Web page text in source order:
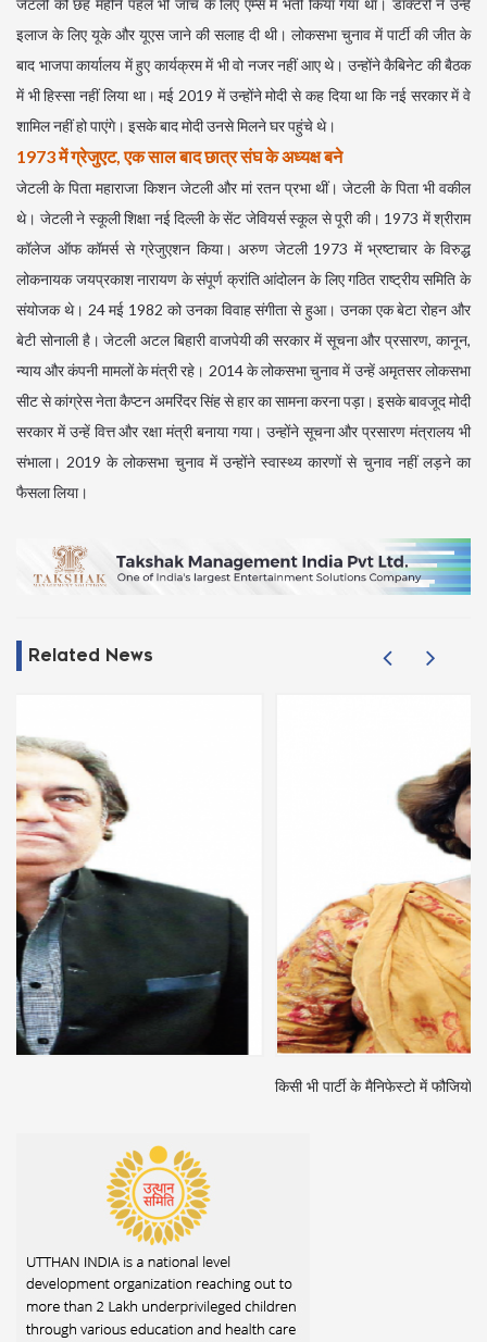
जेटली को छह महीने पहले भी जांच के लिए एम्स में भर्ती किया गया था। डॉक्टरों ने उन्हें
इलाज के लिए यूके और यूएस जाने की सलाह दी थी। लोकसभा चुनाव में पार्टी की जीत के
बाद भाजपा कार्यालय में हुए कार्यक्रम में भी वो नजर नहीं आए थे। उन्होंने कैबिनेट की बैठक
में भी हिस्सा नहीं लिया था। मई 2019 में उन्होंने मोदी से कह दिया था कि नई सरकार में वे
शामिल नहीं हो पाएंगे। इसके बाद मोदी उनसे मिलने घर पहुंचे थे।
1973 में ग्रेजुएट, एक साल बाद छात्र संघ के अध्यक्ष बने
जेटली के पिता महाराजा किशन जेटली और मां रतन प्रभा थीं। जेटली के पिता भी वकील
थे। जेटली ने स्कूली शिक्षा नई दिल्ली के सेंट जेवियर्स स्कूल से पूरी की। 1973 में श्रीराम
कॉलेज ऑफ कॉमर्स से ग्रेजुएशन किया। अरुण जेटली 1973 में भ्रष्टाचार के विरुद्ध
लोकनायक जयप्रकाश नारायण के संपूर्ण क्रांति आंदोलन के लिए गठित राष्ट्रीय समिति के
संयोजक थे। 24 मई 1982 को उनका विवाह संगीता से हुआ। उनका एक बेटा रोहन और
बेटी सोनाली है। जेटली अटल बिहारी वाजपेयी की सरकार में सूचना और प्रसारण, कानून,
न्याय और कंपनी मामलों के मंत्री रहे। 2014 के लोकसभा चुनाव में उन्हें अमृतसर लोकसभा
सीट से कांग्रेस नेता कैप्टन अमरिंदर सिंह से हार का सामना करना पड़ा। इसके बावजूद मोदी
सरकार में उन्हें वित्त और रक्षा मंत्री बनाया गया। उन्होंने सूचना और प्रसारण मंत्रालय भी
संभाला। 2019 के लोकसभा चुनाव में उन्होंने स्वास्थ्य कारणों से चुनाव नहीं लड़ने का
फैसला लिया।
Related News
किसी भी पार्टी के मैनिफेस्टो में फौजियों के बारे में कुछ भी नहीं लिखा है: मृणालिनी सिंह